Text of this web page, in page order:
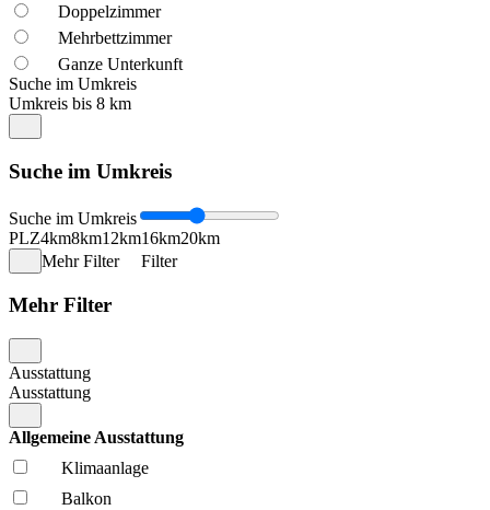
Doppelzimmer
Mehrbettzimmer
Ganze Unterkunft
Suche im Umkreis
Umkreis bis 8 km
Suche im Umkreis
Suche im Umkreis
PLZ4km8km12km16km20km
Mehr Filter
Filter
Mehr Filter
Ausstattung
Ausstattung
Allgemeine Ausstattung
Klima­anlage
Balkon